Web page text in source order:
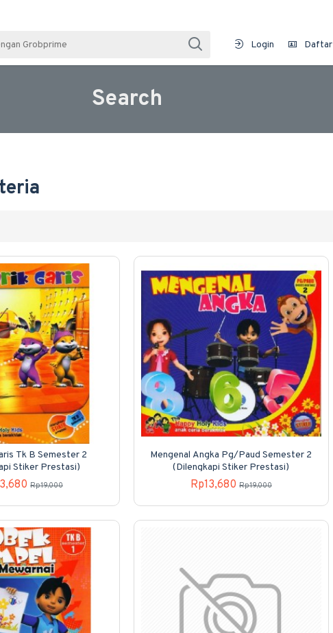
Login Daftar
Search
Tk B Semester 2
Stiker Prestasi)
Rp19,000
Mengenal Angka Pg/Paud Semester 2
(Dilengkapi Stiker Prestasi)
Rp13,680 Rp19,000